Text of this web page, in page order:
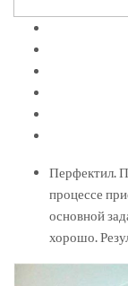
Перфектил.
процессе
основной
хорошо.